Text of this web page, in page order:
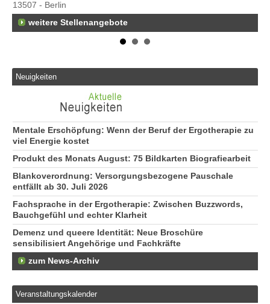
13507 - Berlin
weitere Stellenangebote
Neuigkeiten
Mentale Erschöpfung: Wenn der Beruf der Ergotherapie zu
viel Energie kostet
Produkt des Monats August: 75 Bildkarten Biografiearbeit
Blankoverordnung: Versorgungsbezogene Pauschale
entfällt ab 30. Juli 2026
Fachsprache in der Ergotherapie: Zwischen Buzzwords,
Bauchgefühl und echter Klarheit
Demenz und queere Identität: Neue Broschüre
sensibilisiert Angehörige und Fachkräfte
zum News-Archiv
Veranstaltungskalender